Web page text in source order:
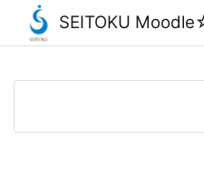
メインコンテンツへスキップする
SEITOKU